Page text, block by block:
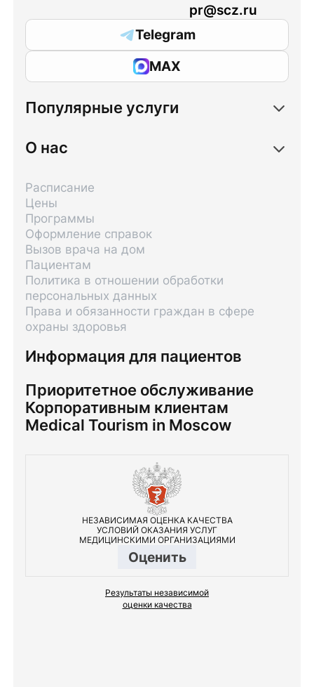
pr@scz.ru
Telegram
MAX
Популярные услуги
О нас
Информация для пациентов
Расписание
Цены
Программы
Оформление справок
Вызов врача на дом
Пациентам
Политика в отношении обработки
персональных данных
Права и обязанности граждан в сфере
охраны здоровья
Приоритетное обслуживание
Корпоративным клиентам
Medical Tourism in Moscow
НЕЗАВИСИМАЯ ОЦЕНКА КАЧЕСТВА
УСЛОВИЙ ОКАЗАНИЯ УСЛУГ
МЕДИЦИНСКИМИ ОРГАНИЗАЦИЯМИ
Оценить
Результаты независимой
оценки качества